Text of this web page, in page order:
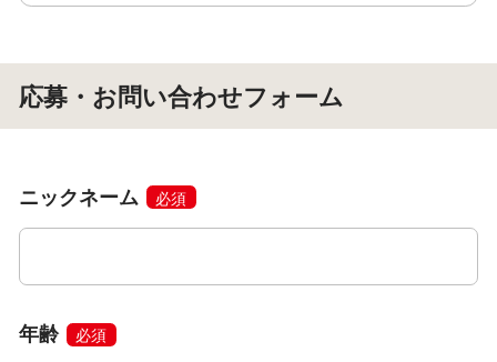
応募・お問い合わせフォーム
ニックネーム 必須
年齢 必須